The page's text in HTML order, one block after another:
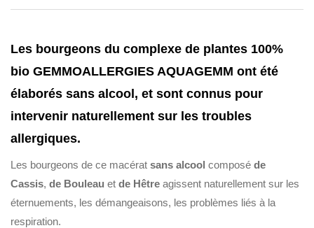
Les bourgeons du complexe de plantes 100%
bio GEMMOALLERGIES AQUAGEMM ont été
élaborés sans alcool, et sont connus pour
intervenir naturellement sur les troubles
allergiques.
Les bourgeons de ce macérat sans alcool composé de
Cassis, de Bouleau et de Hêtre agissent naturellement sur les
éternuements, les démangeaisons, les problèmes liés à la
respiration.